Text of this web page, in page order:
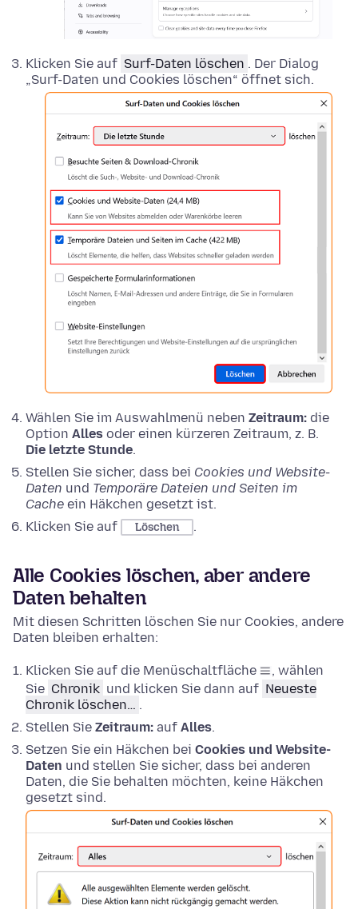
Klicken Sie auf Surf-Daten löschen . Der Dialog
„Surf-Daten und Cookies löschen“ öffnet sich.
Wählen Sie im Auswahlmenü neben Zeitraum: die
Option Alles oder einen kürzeren Zeitraum, z. B.
Die letzte Stunde.
Stellen Sie sicher, dass bei Cookies und Website-
Daten und Temporäre Dateien und Seiten im
Cache ein Häkchen gesetzt ist.
Klicken Sie auf
Löschen .
Alle Cookies löschen, aber andere
Daten behalten
Mit diesen Schritten löschen Sie nur Cookies, andere
Daten bleiben erhalten:
Klicken Sie auf die Menüschaltfläche
, wählen
Sie Chronik und klicken Sie dann auf Neueste
Chronik löschen… .
Stellen Sie Zeitraum: auf Alles.
Setzen Sie ein Häkchen bei Cookies und Website-
Daten und stellen Sie sicher, dass bei anderen
Daten, die Sie behalten möchten, keine Häkchen
gesetzt sind.